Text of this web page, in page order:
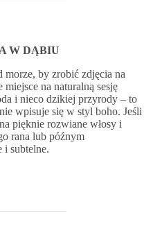
W DĄBIU
morze, by zrobić zdjęcia na
na naturalną sesję
i nieco dzikiej przyrody – to
wpisuje się w styl boho. Jeśli
pięknie rozwiane włosy i
rana lub późnym
i subtelne.